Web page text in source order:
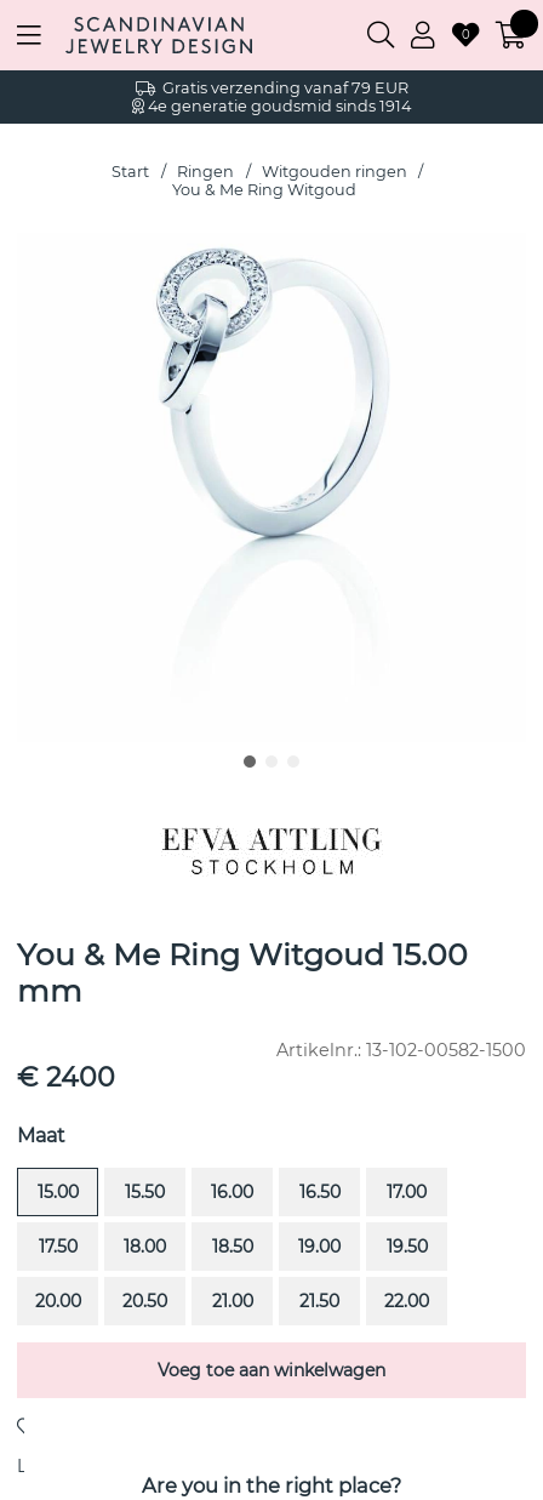
Gratis verzending vanaf 79 EUR
4e generatie goudsmid sinds 1914
0
Start Ringen
Witgouden ringen
You & Me Ring Witgoud
You & Me Ring Witgoud 15.00
mm
Artikelnr.: 13-102-00582-1500
€ 2400
Maat
15.00 15.50 16.00 16.50 17.00
17.50 18.00 18.50 19.00 19.50
20.00 20.50 21.00 21.50 22.00
Voeg toe aan winkelwagen
Levering:
Are you in the right place?